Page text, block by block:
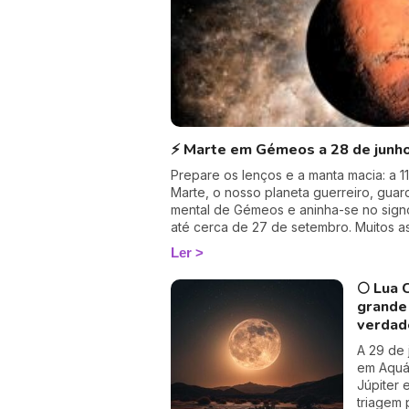
⚡ Marte em Gémeos a 28 de
Prepare os lenços e a manta macia: a
Marte, o nosso planeta guerreiro,
mental de Gémeos e aninha-se no
até cerca de 27 de setembro. Muitos
trânsito por o acharem «fraco»… mas
talvez um dos mais profundamente
coração vai perceber. 💛
Ler
🌕 Lua
A 29 de
em
Júpiter
triagem